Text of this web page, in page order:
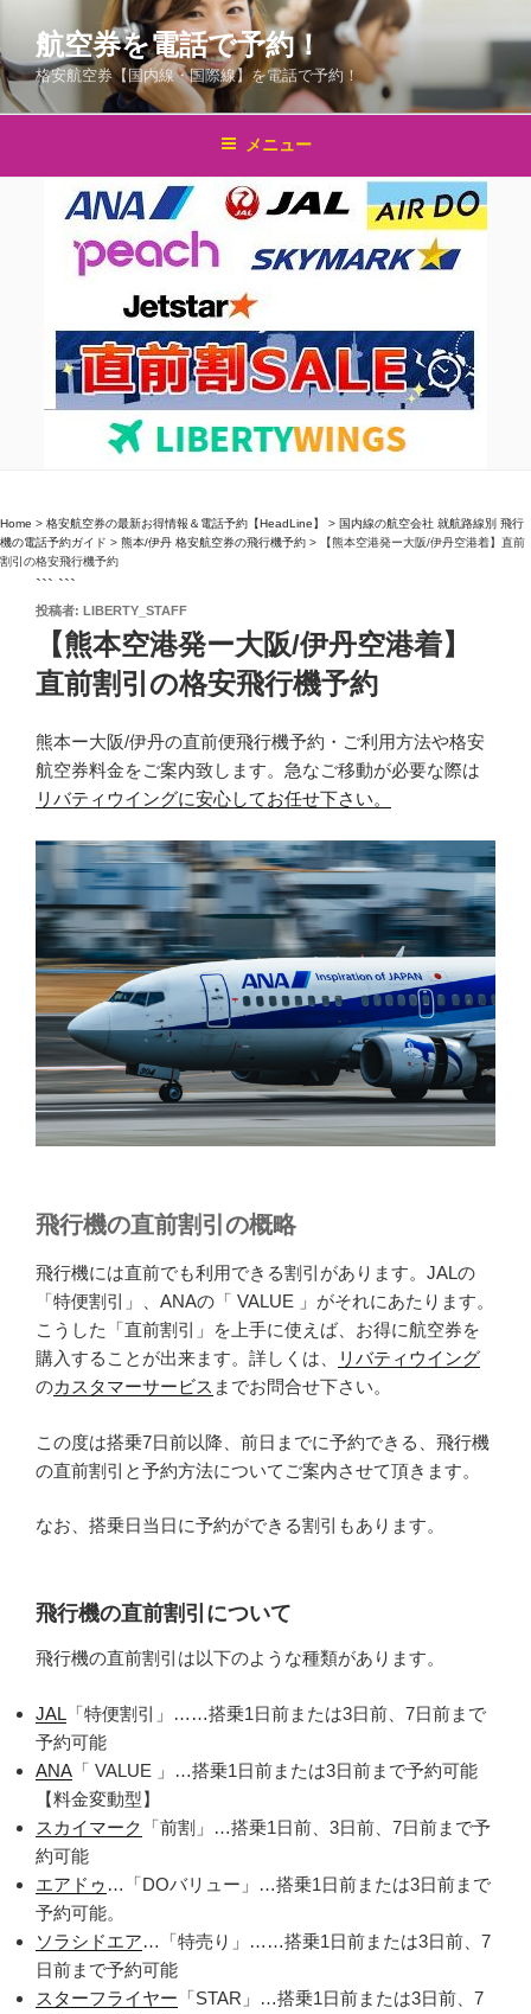
テ
ン
ス
航空券を電話で予約！
格安航空券【国内線・国際線】を電話で予約！
メニュー
Home > 格安航空券の最新お得情報＆電話予約【HeadLine】 > 国内線の航空会社 就航路線別 飛行
機の電話予約ガイド > 熊本/伊丹 格安航空券の飛行機予約 >
【熊本空港発ー大阪/伊丹空港着】直前
割引の格安飛行機予約
``` ```
投
投稿者: LIBERTY_STAFF
【熊本空港発ー大阪/伊丹空港着】
直前割引の格安飛行機予約
熊本ー大阪/伊丹の直前便飛行機予約・ご利用方法や格安
航空券料金をご案内致します。急なご移動が必要な際は
リバティウイングに安心してお任せ下さい。
飛行機の直前割引の概略
飛行機には直前でも利用できる割引があります。JALの
「特便割引」、ANAの「 VALUE 」がそれにあたります。
こうした「直前割引」を上手に使えば、お得に航空券を
購入することが出来ます。詳しくは、
リバティウイング
のカスタマーサービス までお問合せ下さい。
この度は搭乗7日前以降、前日までに予約できる、飛行機
の直前割引と予約方法についてご案内させて頂きます。
なお、搭乗日当日に予約ができる割引もあります。
飛行機の直前割引について
飛行機の直前割引は以下のような種類があります。
JAL 「特便割引」……搭乗1日前または3日前、7日前まで
予約可能
ANA 「 VALUE 」…搭乗1日前または3日前まで予約可能
【料金変動型】
スカイマーク
「前割」…搭乗1日前、3日前、7日前まで予
約可能
エアドゥ …「DOバリュー」…搭乗1日前または3日前まで
予約可能。
ソラシドエア…「特売り」……搭乗1日前または3日前、7
日前まで予約可能
スターフライヤー 「STAR」…搭乗1日前または3日前、7